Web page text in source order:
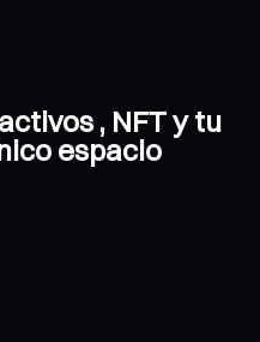
, NFT y tu
espacio